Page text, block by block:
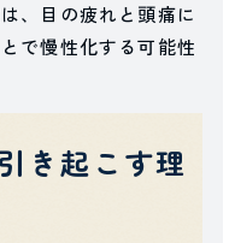
、目の疲れと頭痛に
で慢性化する可能性
き起こす理